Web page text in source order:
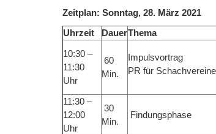
Zeitplan: Sonntag, 28. März 2021
Uhrzeit
DauerThema
10:30 –
11:30
Uhr
60
Min.
Impulsvortrag
PR für
11:30 –
12:00
Uhr
30
Min.
Findungsphase